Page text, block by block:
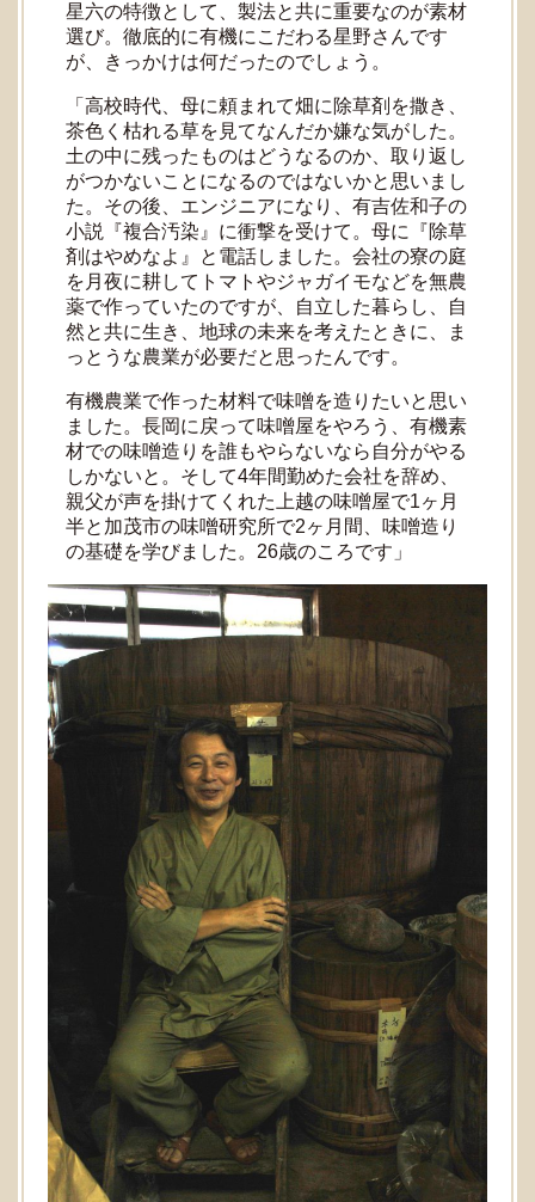
星六の特徴として、製法と共に重要なのが素材
選び。徹底的に有機にこだわる星野さんです
が、きっかけは何だったのでしょう。
「高校時代、母に頼まれて畑に除草剤を撒き、
茶色く枯れる草を見てなんだか嫌な気がした。
土の中に残ったものはどうなるのか、取り返し
がつかないことになるのではないかと思いまし
た。その後、エンジニアになり、有吉佐和子の
小説『複合汚染』に衝撃を受けて。母に『除草
剤はやめなよ』と電話しました。会社の寮の庭
を月夜に耕してトマトやジャガイモなどを無農
薬で作っていたのですが、自立した暮らし、自
然と共に生き、地球の未来を考えたときに、ま
っとうな農業が必要だと思ったんです。
有機農業で作った材料で味噌を造りたいと思い
ました。長岡に戻って味噌屋をやろう、有機素
材での味噌造りを誰もやらないなら自分がやる
しかないと。そして4年間勤めた会社を辞め、
親父が声を掛けてくれた上越の味噌屋で1ヶ月
半と加茂市の味噌研究所で2ヶ月間、味噌造り
の基礎を学びました。26歳のころです」